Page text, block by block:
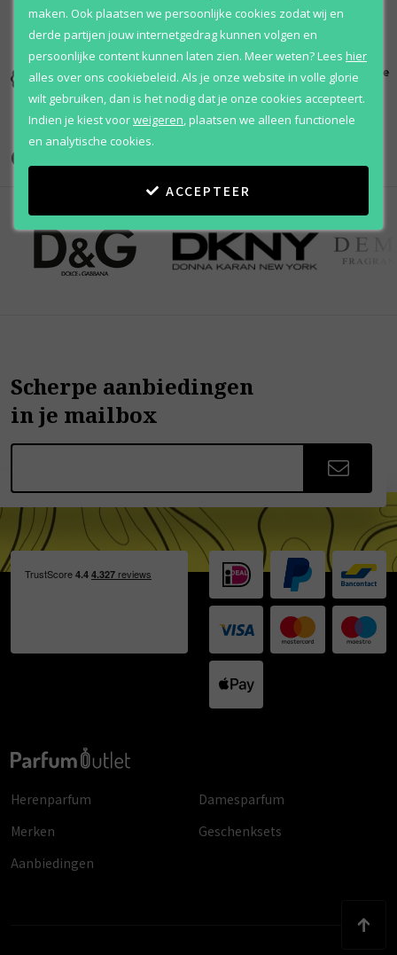
tot wel 70%
Al 12 jaar
voordelig
100% originele
parfums
Onze merken
Scherpe aanbiedingen
in je mailbox
Herenparfum
Damesparfum
Merken
Geschenksets
Aanbiedingen
maken. Ook plaatsen we persoonlijke cookies zodat wij en
derde partijen jouw internetgedrag kunnen volgen en
persoonlijke content kunnen laten zien. Meer weten?Lees hier
alles over ons cookiebeleid. Als je onze website in volle glorie
wilt gebruiken, dan is het nodig dat je onze cookies accepteert.
Indien je kiest voorweigeren plaatsen we alleen functionele
en analytische cookies.
ACCEPTEER